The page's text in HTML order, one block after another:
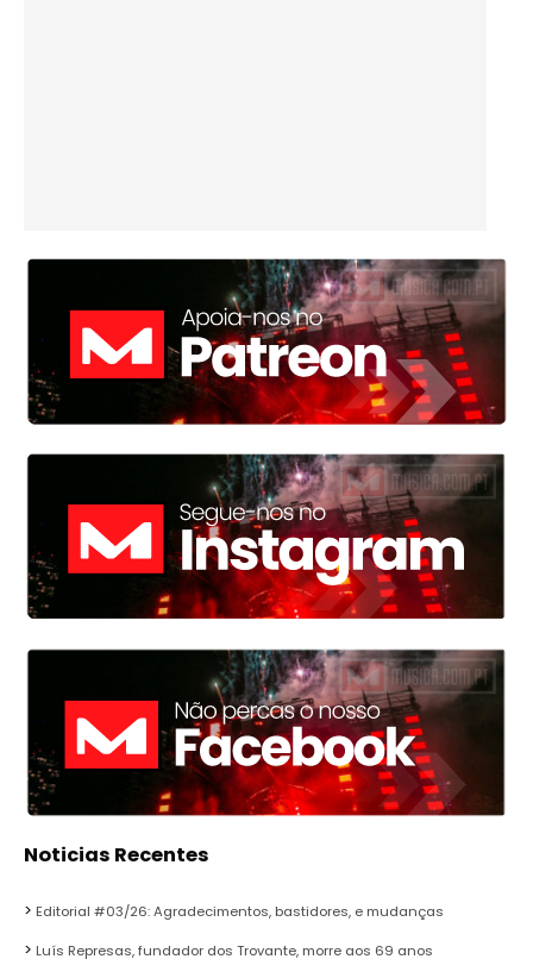
Noticias Recentes
Editorial #03/26: Agradecimentos, bastidores, e mudanças
Luís Represas, fundador dos Trovante, morre aos 69 anos